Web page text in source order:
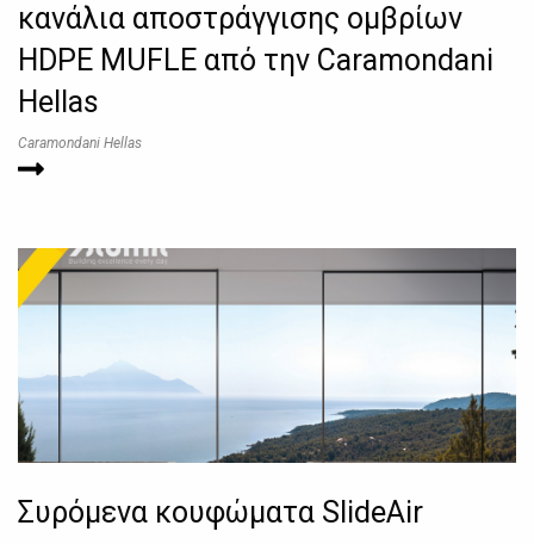
κανάλια αποστράγγισης ομβρίων
HDPE MUFLE από την Caramondani
Hellas
Caramondani Hellas
Συρόμενα κουφώματα SlideAir